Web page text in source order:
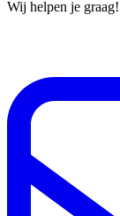
Wij helpen je